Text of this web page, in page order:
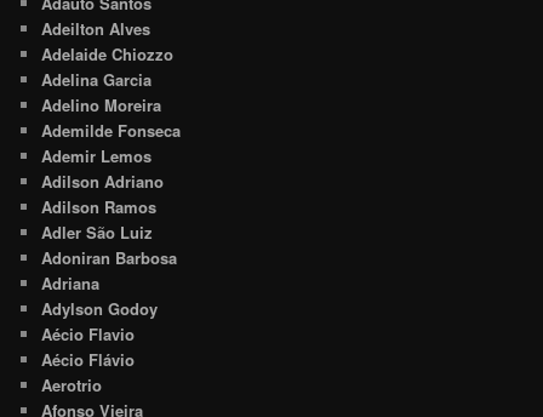
Adeilton Alves
Adelaide Chiozzo
Adelina Garcia
Adelino Moreira
Ademilde Fonseca
Ademir Lemos
Adilson Adriano
Adilson Ramos
Adler São Luiz
Adoniran Barbosa
Adriana
Adylson Godoy
Aécio Flavio
Aécio Flávio
Aerotrio
Afonso Vieira